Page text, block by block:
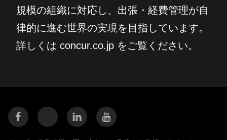
規模の組織に対応し、出張・経費管理が自
律的に進む世界の実現を目指しています。
詳しくは concur.co.jp をご覧ください。